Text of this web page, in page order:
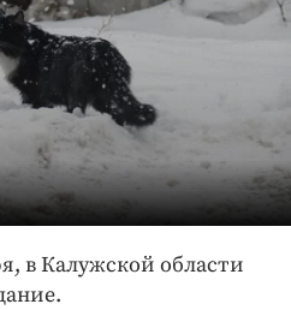
в Калужской области